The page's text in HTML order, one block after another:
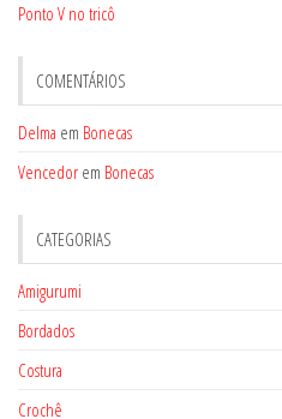
Ponto V no tricô
COMENTÁRIOS
Delma em Bonecas
Vencedor em Bonecas
CATEGORIAS
Amigurumi
Bordados
Costura
Crochê